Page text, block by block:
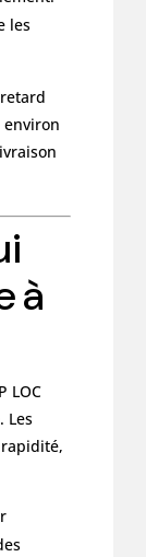
les
à
LOC
Les